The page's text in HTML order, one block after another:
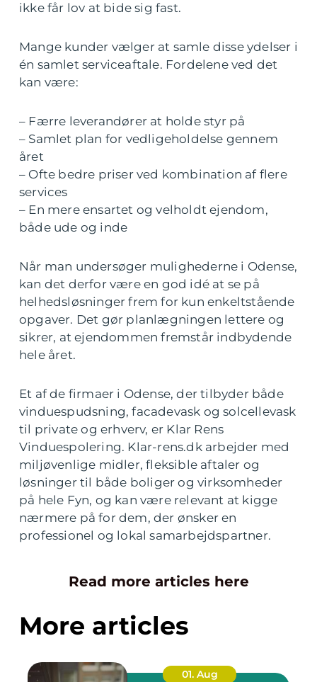
ikke får lov at bide sig fast.
Mange kunder vælger at samle disse ydelser i
én samlet serviceaftale. Fordelene ved det
kan være:
– Færre leverandører at holde styr på
– Samlet plan for vedligeholdelse gennem
året
– Ofte bedre priser ved kombination af flere
services
– En mere ensartet og velholdt ejendom,
både ude og inde
Når man undersøger mulighederne i Odense,
kan det derfor være en god idé at se på
helhedsløsninger frem for kun enkeltstående
opgaver. Det gør planlægningen lettere og
sikrer, at ejendommen fremstår indbydende
hele året.
Et af de firmaer i Odense, der tilbyder både
vinduespudsning, facadevask og solcellevask
til private og erhverv, er Klar Rens
Vinduespolering. Klar-rens.dk arbejder med
miljøvenlige midler, fleksible aftaler og
løsninger til både boliger og virksomheder
på hele Fyn, og kan være relevant at kigge
nærmere på for dem, der ønsker en
professionel og lokal samarbejdspartner.
Read more articles here
More articles
01. Aug